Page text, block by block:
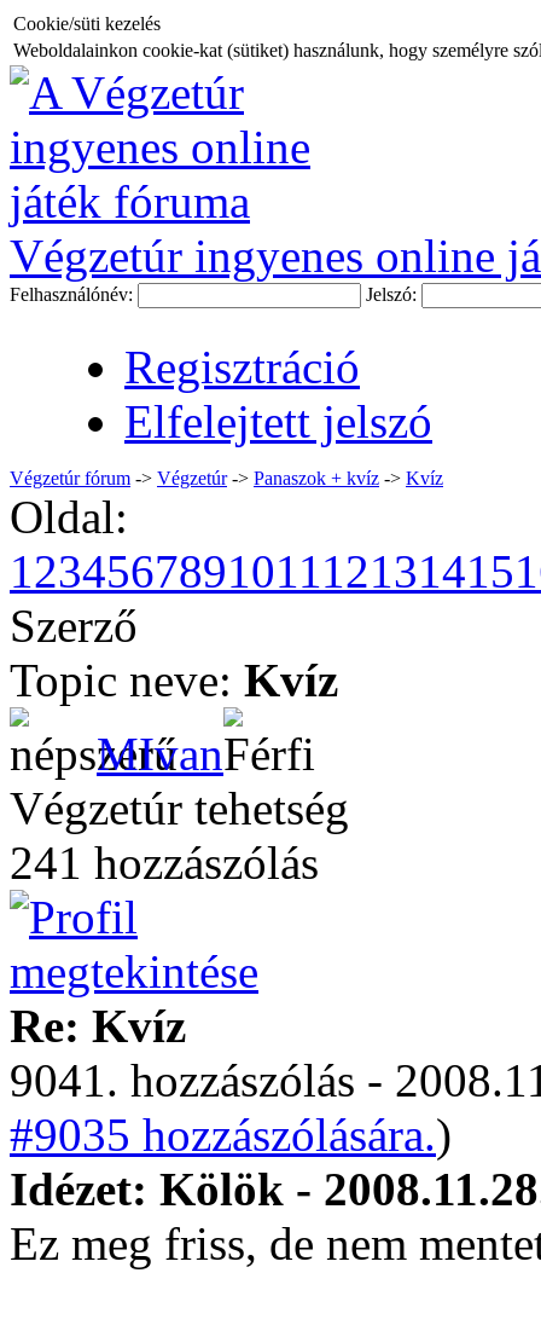
Cookie/süti kezelés
Weboldalainkon cookie-kat (sütiket) használunk, hogy személyre
Végzetúr ingyenes online
Felhasználónév: Jelszó:
Regisztráció
Elfelejtett jelszó
Végzetúr fórum -> Végzetúr-> Panaszok + kvíz -> Kvíz
Oldal:
123456789101112131415
Szerző
Topic neve: Kvíz
MIvan
Végzetúr tehetség
241 hozzászólás
Re: Kvíz
9041. hozzászólás -
#9035 hozzászólására.)
Idézet: Kölök -
Ez meg friss, de nem